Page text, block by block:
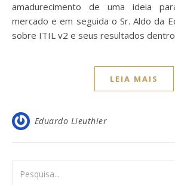
amadurecimento de uma ideia
mercado e em seguida o Sr. Aldo da
sobre ITIL v2 e seus resultados
LEIA MAIS
Eduardo Lieuthier